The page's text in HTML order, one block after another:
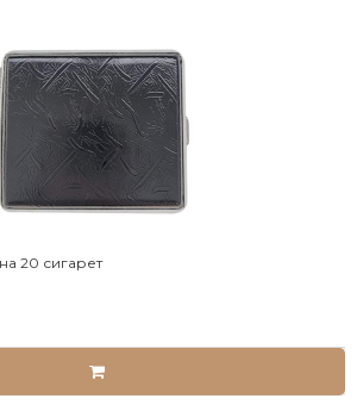
20 сигарет